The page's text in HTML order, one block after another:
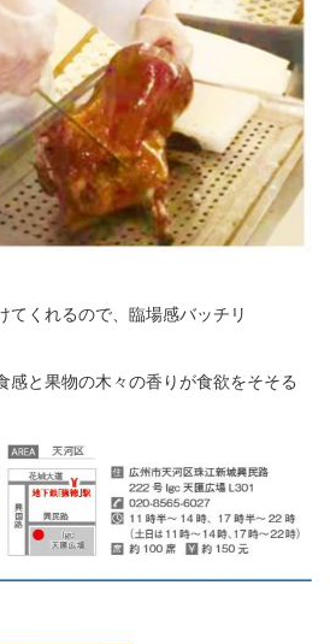
てくれるので、臨場感バッチリ
感と果物の木々の香りが食欲をそそる